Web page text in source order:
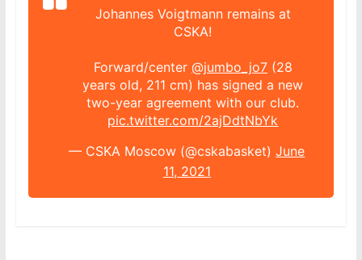
Johannes Voigtmann remains at
CSKA!
Forward/center @jumbo_jo7(28
years old, 211 cm) has signed a new
two-year agreement with our club.
pic.twitter.com/2ajDdtNbYk
— CSKA Moscow (@cskabasket)June
11, 2021